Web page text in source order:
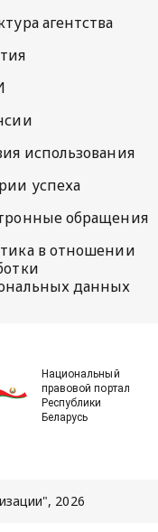
агентства
использования
успеха
обращения
в отношении
данных
Национальный
правовой портал
Республики
Беларусь
2026